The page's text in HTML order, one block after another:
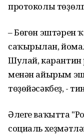
протоколы
– Бөгөн эштәрен
саҡырылған,
Шулай, карантин
менән айырым
төҙөйәсәкбеҙ, -
Әлеге ваҡытта
социаль